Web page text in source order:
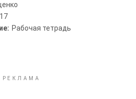
Рабочая тетрадь